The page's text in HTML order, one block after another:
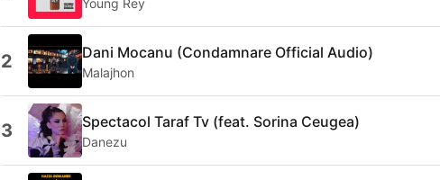
2 Dani Mocanu (Condamnare Official Audio)
Malajhon
3 Spectacol Taraf Tv (feat. Sorina Ceugea)
Danezu